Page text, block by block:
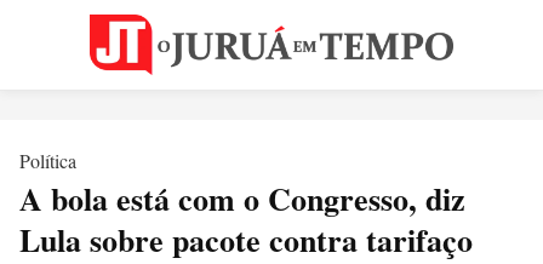
Política
A bola está com o Congresso, diz
Lula sobre pacote contra tarifaço